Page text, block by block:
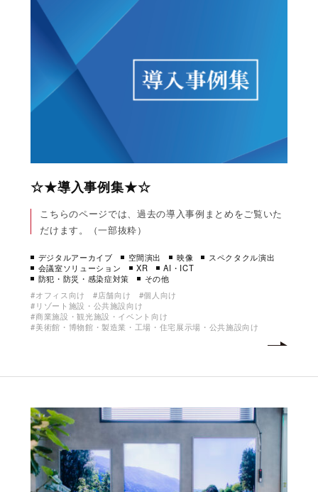
☆★導入事例集★☆
こちらのページでは、過去の導入事例まとめをご覧いた
だけます。（一部抜粋）
デジタルアーカイブ 空間演出 映像
スペクタクル演出
会議室ソリューション
XR
AI・ICT
防犯・防災・感染症対策
その他
オフィス向け
店舗向け
個人向け
リゾート施設・公共施設向け
商業施設・観光施設・イベント向け
美術館・博物館・製造業・工場・住宅展示場・公共施設向け